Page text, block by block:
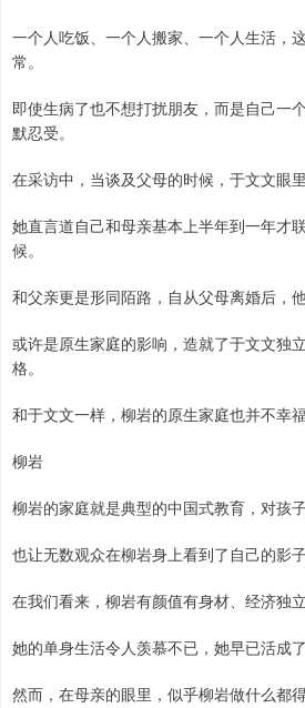
一个人吃饭、一个人搬家、一个人生活，
常。
即使生病了也不想打扰朋友，而是自己一
默忍受。
在采访中，当谈及父母的时候，于文文眼里
她直言道自己和母亲基本上半年到一年才
候。
和父亲更是形同陌路，自从父母离婚后，
或许是原生家庭的影响，造就了于文文独
格。
和于文文一样，柳岩的原生家庭也并不幸福
柳岩
柳岩的家庭就是典型的中国式教育，对孩
也让无数观众在柳岩身上看到了自己的影子
在我们看来，柳岩有颜值有身材、经济独立
她的单身生活令人羡慕不已，她早已活成
然而，在母亲的眼里，似乎柳岩做什么都